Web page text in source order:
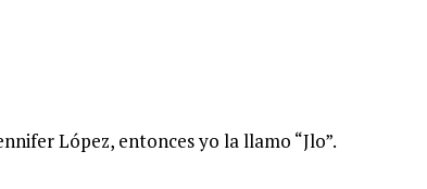
López, entonces yo la llamo “Jlo”.